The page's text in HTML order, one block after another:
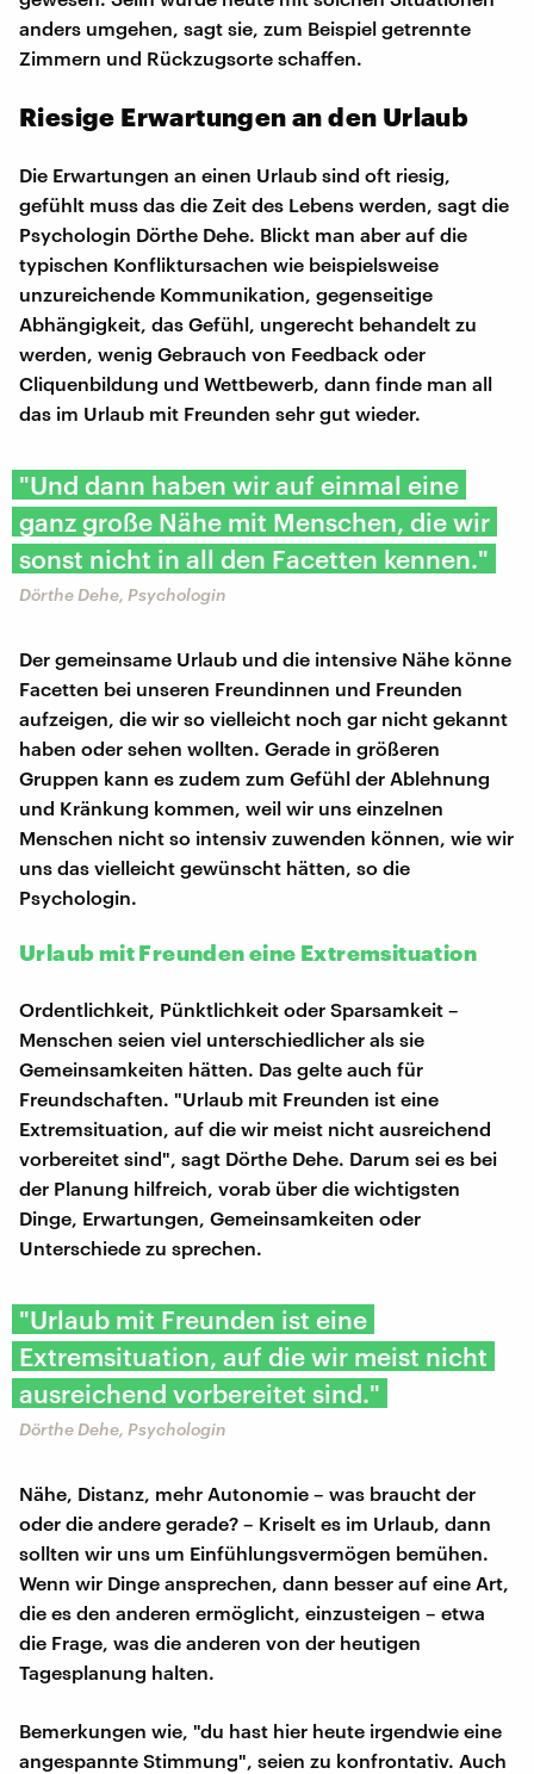
anders umgehen, sagt sie, zum Beispiel getrennte
Zimmern und Rückzugsorte schaffen.
Riesige Erwartungen an den Urlaub
Die Erwartungen an einen Urlaub sind oft riesig,
gefühlt muss das die Zeit des Lebens werden, sagt die
Psychologin Dörthe Dehe. Blickt man aber auf die
typischen Konfliktursachen wie beispielsweise
unzureichende Kommunikation, gegenseitige
Abhängigkeit, das Gefühl, ungerecht behandelt zu
werden, wenig Gebrauch von Feedback oder
Cliquenbildung und Wettbewerb, dann finde man all
das im Urlaub mit Freunden sehr gut wieder.
"Und dann haben wir auf einmal eine
ganz große Nähe mit Menschen, die wir
sonst nicht in all den Facetten kennen."
Dörthe Dehe, Psychologin
Der gemeinsame Urlaub und die intensive Nähe könne
Facetten bei unseren Freundinnen und Freunden
aufzeigen, die wir so vielleicht noch gar nicht gekannt
haben oder sehen wollten. Gerade in größeren
Gruppen kann es zudem zum Gefühl der Ablehnung
und Kränkung kommen, weil wir uns einzelnen
Menschen nicht so intensiv zuwenden können, wie wir
uns das vielleicht gewünscht hätten, so die
Psychologin.
Urlaub mit Freunden eine Extremsituation
Ordentlichkeit, Pünktlichkeit oder Sparsamkeit –
Menschen seien viel unterschiedlicher als sie
Gemeinsamkeiten hätten. Das gelte auch für
Freundschaften. "Urlaub mit Freunden ist eine
Extremsituation, auf die wir meist nicht ausreichend
vorbereitet sind", sagt Dörthe Dehe. Darum sei es bei
der Planung hilfreich, vorab über die wichtigsten
Dinge, Erwartungen, Gemeinsamkeiten oder
Unterschiede zu sprechen.
"Urlaub mit Freunden ist eine
Extremsituation, auf die wir meist nicht
ausreichend vorbereitet sind."
Dörthe Dehe, Psychologin
Nähe, Distanz, mehr Autonomie – was braucht der
oder die andere gerade? – Kriselt es im Urlaub, dann
sollten wir uns um Einfühlungsvermögen bemühen.
Wenn wir Dinge ansprechen, dann besser auf eine Art,
die es den anderen ermöglicht, einzusteigen – etwa
die Frage, was die anderen von der heutigen
Tagesplanung halten.
Bemerkungen wie, "du hast hier heute irgendwie eine
angespannte Stimmung", seien zu konfrontativ. Auch